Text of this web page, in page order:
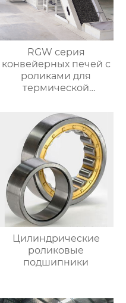
RGW серия
конвейерных печей с
роликами для
термической
Цилиндрические
роликовые
подшипники